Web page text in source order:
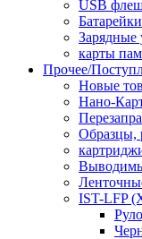
USB
Батарейки
Зарядные
карты
Прочее/
Новые
Нано-
Образцы,
IST-LFP